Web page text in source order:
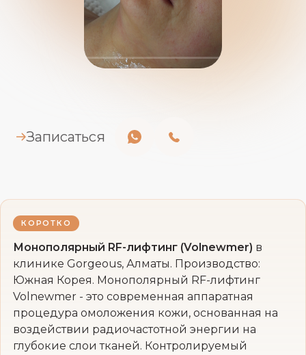
Записаться
КОРОТКО
Монополярный RF-лифтинг (Volnewmer) в
клинике Gorgeous, Алматы. Производство:
Южная Корея. Монополярный RF-лифтинг
Volnewmer - это современная аппаратная
процедура омоложения кожи, основанная на
воздействии радиочастотной энергии на
глубокие слои тканей. Контролируемый